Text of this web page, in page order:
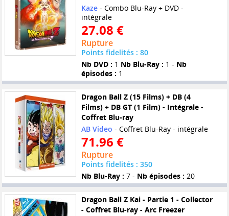
Kaze- Combo Blu-Ray + DVD -
intégrale
27.08 €
Rupture
Points fidelités : 80
Nb DVD : 1 Nb Blu-Ray : 1 - Nb
épisodes : 1
Dragon Ball Z (15 Films) + DB (4
Films) + DB GT (1 Film) - Intégrale -
Coffret Blu-ray
AB Video - Coffret Blu-Ray - intégrale
71.96 €
Rupture
Points fidelités : 350
Nb Blu-Ray : 7 - Nb épisodes : 20
Dragon Ball Z Kai - Partie 1 - Collector
- Coffret Blu-ray - Arc Freezer